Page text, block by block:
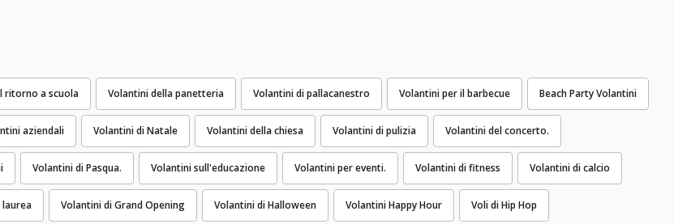
ritorno a scuola Volantini della panetteria Volantini di pallacanestro Volantini per il barbecue Beach Party Volantini
aziendali Volantini di Natale Volantini della chiesa Volantini di pulizia Volantini del concerto.
Volantini di Pasqua. Volantini sull'educazione Volantini per eventi. Volantini di fitness Volantini di calcio
laurea Volantini di Grand Opening Volantini di Halloween Volantini Happy Hour Voli di Hip Hop